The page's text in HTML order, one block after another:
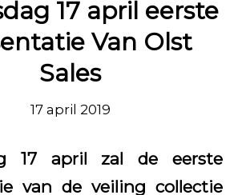
17 april eerste
Van Olst
Sales
17 april 2019
17 april zal de eerste
van de veiling collectie